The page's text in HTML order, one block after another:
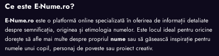
Ce este E-Nume.ro?
E-Nume.ro este o platformă online specializată în oferirea de informații detaliate
despre semnificația, originea și etimologia numelor. Este locul ideal pentru oricine
dorește să afle mai multe despre propriul nume sau să găsească inspirație pentru
numele unui copil, personaj de poveste sau proiect creativ.